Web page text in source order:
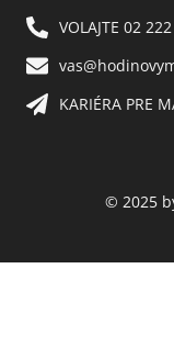
VOLAJTE 02
KARIÉRA PRE
© 2025